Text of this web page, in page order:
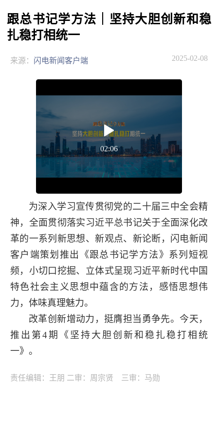
跟总书记学方法｜坚持大胆创新和稳
扎稳打相统一
来源： 闪电新闻客户端 2025-02-08
02:06
为深入学习宣传贯彻党的二十届三中全会精
神，全面贯彻落实习近平总书记关于全面深化改
革的一系列新思想、新观点、新论断，闪电新闻
客户端策划推出《跟总书记学方法》系列短视
频，小切口挖掘、立体式呈现习近平新时代中国
特色社会主义思想中蕴含的方法，感悟思想伟
力，体味真理魅力。
改革创新增动力，挺膺担当勇争先。今天，
推出第4期《坚持大胆创新和稳扎稳打相统
一》。
责任编辑：王朋 二审：周宗贤 三审：马勋